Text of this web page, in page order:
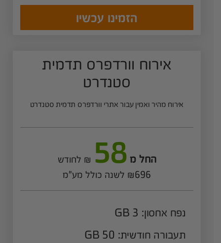
הזמינו עכשיו
אירוח וורדפרס תדמית
סטנדרט
אירוח מהיר ואמין עבור אתרי וורדפרס תדמית סטנדרט
החל מ 58 ₪ לחודש
₪696 לשנה כולל מע"מ
נפח אחסון: 3 GB
תעבורה חודשית: 50 GB